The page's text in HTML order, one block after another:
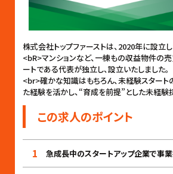
株式会社トップファーストは、2020年に設立
<bR>マンションなど、一棟もの収益物件の
ートである代表が独立し、設立いたしました。
<br>確かな知識はもちろん、未経験スター
た経験を活かし、“育成を前提”とした未経験
この求人のポイント
1 急成長中のスタートアップ企業で事